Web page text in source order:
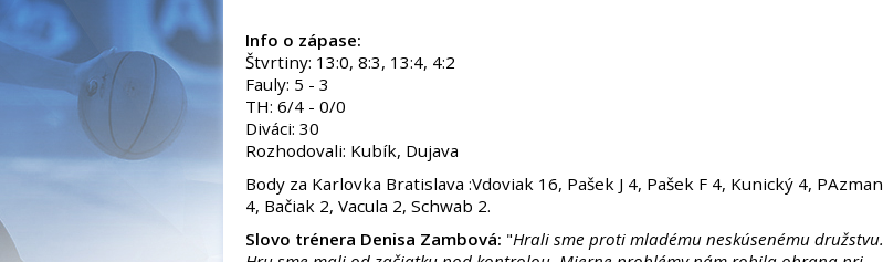
Info o zápase:
Štvrtiny: 13:0, 8:3, 13:4, 4:2
Fauly: 5 - 3
TH: 6/4 - 0/0
Diváci: 30
Rozhodovali: Kubík, Dujava
Body za Karlovka Bratislava :Vdoviak 16, Pašek J 4, Pašek F 4, Kunický 4, PAzman
4, Bačiak 2, Vacula 2, Schwab 2.
Slovo trénera Denisa Zambová: "Hrali sme proti mladému neskúsenému družstvu.